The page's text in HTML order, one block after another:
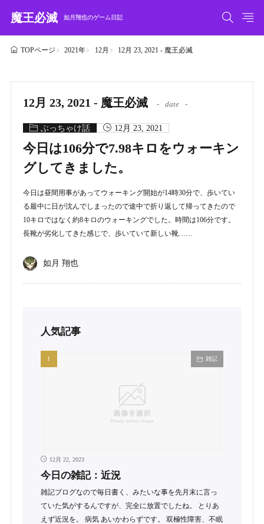
魔王必滅 如月翔也のゲーム日記
TOPページ 2021年 12月 12月 23, 2021 - 魔王必滅
12月 23, 2021 - 魔王必滅 date
ぶっちゃけ話 12月 23, 2021
今日は106分で7.98キロをウォーキン
グしてきました。
今日は昼間用事があってウォーキング開始が14時30分で、歩いてい
る最中に日が沈んでしまったので途中で折り返して帰ってきたので
10キロではなく約8キロのウォーキングでした。時間は106分です。
長靴が劣化してきた感じで、歩いていて新しい靴……
如月 翔也
人気記事
雑記
12月 22, 2023
今日の雑記：近況
雑記ブログなので毎日書く、みたいな事を先月末に言っ
ていた気がするんですが、完全に放置でしたね。 とりあ
えず近況を。 病気 あいかわらずです。 双極性障害、不眠